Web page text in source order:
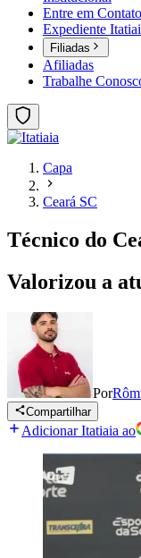
Entre em Contato
Expediente
Filiadas
Afiliadas
Trabalhe
Capa
Ceará SC
Técnico do
Valorizou a
Por
Compartilhar
Adicionar Itatiaia ao